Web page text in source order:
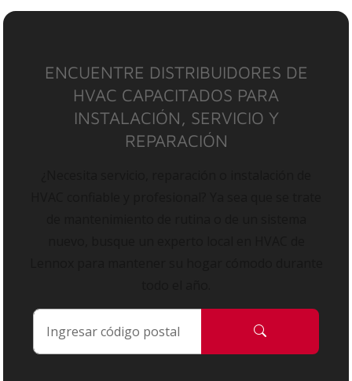
ENCUENTRE DISTRIBUIDORES DE
HVAC CAPACITADOS PARA
INSTALACIÓN, SERVICIO Y
REPARACIÓN